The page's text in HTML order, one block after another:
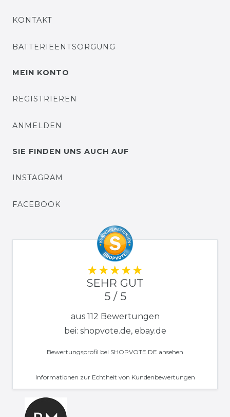
KONTAKT
BATTERIEENTSORGUNG
MEIN KONTO
REGISTRIEREN
ANMELDEN
SIE FINDEN UNS AUCH AUF
INSTAGRAM
FACEBOOK
SEHR GUT
5 / 5
aus 112 Bewertungen
bei: shopvote.de, ebay.de
Bewertungsprofil bei SHOPVOTE.DE ansehen
Informationen zur Echtheit von Kundenbewertungen